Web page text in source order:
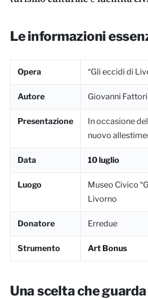
Le informazioni
Opera “Gli eccidi di
Autore Giovanni Fattori
Presentazione
In occasione
nuovo
Data 10 luglio
Luogo
Museo Civico
Livorno
Donatore Erredue
Strumento Art Bonus
Una scelta che